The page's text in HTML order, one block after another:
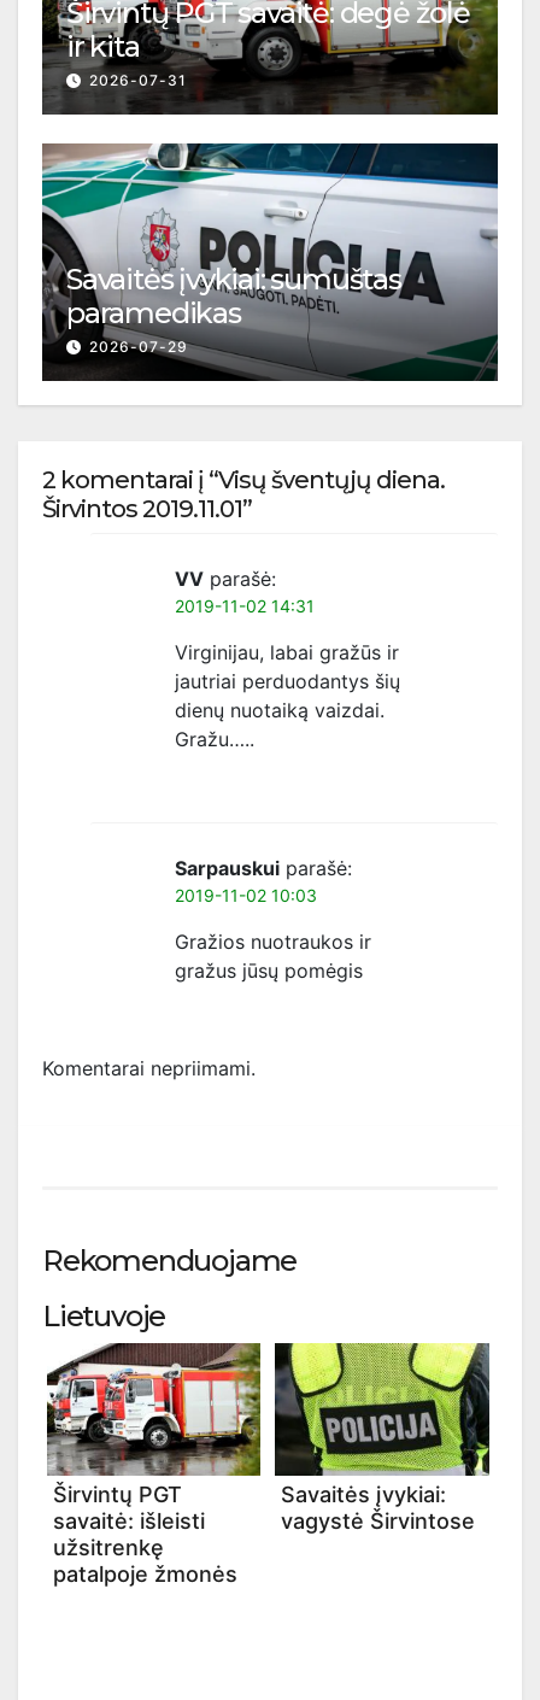
Širvintų PGT savaitė: degė žolė
ir kita
2026-07-31
Savaitės įvykiai: sumuštas
paramedikas
2026-07-29
2 komentarai į “Visų šventųjų diena.
Širvintos 2019.11.01”
VV parašė:
2019-11-02 14:31
Virginijau, labai gražūs ir
jautriai perduodantys šių
dienų nuotaiką vaizdai.
Gražu…..
Sarpauskui parašė:
2019-11-02 10:03
Gražios nuotraukos ir
gražus jūsų pomėgis
Komentarai nepriimami.
Rekomenduojame
Lietuvoje
Širvintų PGT
savaitė: išleisti
užsitrenkę
patalpoje žmonės
Savaitės įvykiai:
vagystė Širvintose